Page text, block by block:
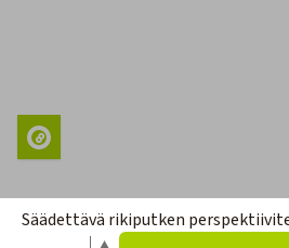
Säädettävä rikiputken